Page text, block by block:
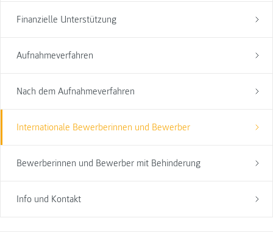
Finanzielle Unterstützung
Aufnahmeverfahren
Nach dem Aufnahmeverfahren
Internationale Bewerberinnen und Bewerber
Bewerberinnen und Bewerber mit Behinderung
Info und Kontakt